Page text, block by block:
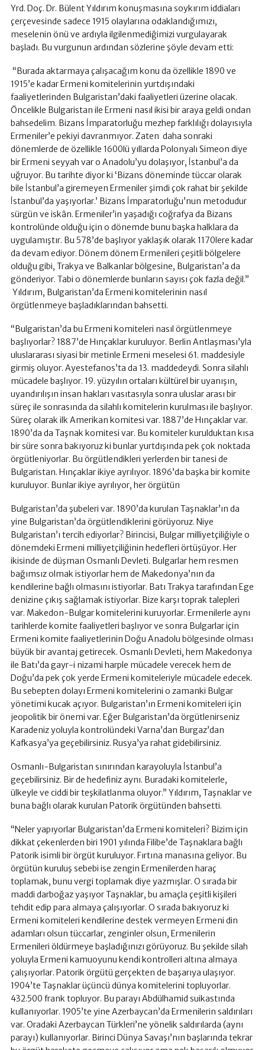
Yrd. Doç. Dr. Bülent Yıldırım konuşmasına soykırım iddiaları
çerçevesinde sadece 1915 olaylarına odaklandığımızı,
meselenin önü ve ardıyla ilgilenmediğimizi vurgulayarak
başladı. Bu vurgunun ardından sözlerine şöyle devam etti:
“Burada aktarmaya çalışacağım konu da özellikle 1890 ve
1915’e kadar Ermeni komitelerinin yurtdışındaki
faaliyetlerinden Bulgaristan’daki faaliyetleri üzerine olacak.
Öncelikle Bulgaristan ile Ermeni nasıl ikisi bir araya geldi ondan
bahsedelim. Bizans İmparatorluğu mezhep farklılığı dolayısıyla
Ermeniler’e pekiyi davranmıyor. Zaten daha sonraki
dönemlerde de özellikle 1600lü yıllarda Polonyalı Simeon diye
bir Ermeni seyyah var o Anadolu’yu dolaşıyor, İstanbul’a da
uğruyor. Bu tarihte diyor ki ‘Bizans döneminde tüccar olarak
bile İstanbul’a giremeyen Ermeniler şimdi çok rahat bir şekilde
İstanbul’da yaşıyorlar.’ Bizans İmparatorluğu’nun metodudur
sürgün ve iskân. Ermeniler’in yaşadığı coğrafya da Bizans
kontrolünde olduğu için o dönemde bunu başka halklara da
uygulamıştır. Bu 578’de başlıyor yaklaşık olarak 1170lere kadar
da devam ediyor. Dönem dönem Ermenileri çeşitli bölgelere
olduğu gibi, Trakya ve Balkanlar bölgesine, Bulgaristan’a da
gönderiyor. Tabi o dönemlerde bunların sayısı çok fazla değil.”
Yıldırım, Bulgaristan’da Ermeni komitelerinin nasıl
örgütlenmeye başladıklarından bahsetti.
“Bulgaristan’da bu Ermeni komiteleri nasıl örgütlenmeye
başlıyorlar? 1887’de Hınçaklar kuruluyor. Berlin Antlaşması’yla
uluslararası siyasi bir metinle Ermeni meselesi 61. maddesiyle
girmiş oluyor. Ayestefanos’ta da 13. maddedeydi. Sonra silahlı
mücadele başlıyor. 19. yüzyılın ortaları kültürel bir uyanışın,
uyandırılışın insan hakları vasıtasıyla sonra uluslar arası bir
süreç ile sonrasında da silahlı komitelerin kurulması ile başlıyor.
Süreç olarak ilk Amerikan komitesi var. 1887’de Hınçaklar var.
1890’da da Taşnak komitesi var. Bu komiteler kurulduktan kısa
bir süre sonra bakıyoruz ki bunlar yurtdışında pek çok noktada
örgütleniyorlar. Bu örgütlendikleri yerlerden bir tanesi de
Bulgaristan. Hınçaklar ikiye ayrılıyor. 1896’da başka bir komite
kuruluyor. Bunlar ikiye ayrılıyor, her örgütün
Bulgaristan’da şubeleri var. 1890’da kurulan Taşnaklar’ın da
yine Bulgaristan’da örgütlendiklerini görüyoruz. Niye
Bulgaristan’ı tercih ediyorlar? Birincisi, Bulgar milliyetçiliğiyle o
dönemdeki Ermeni milliyetçiliğinin hedefleri örtüşüyor. Her
ikisinde de düşman Osmanlı Devleti. Bulgarlar hem resmen
bağımsız olmak istiyorlar hem de Makedonya’nın da
kendilerine bağlı olmasını istiyorlar. Batı Trakya tarafından Ege
denizine çıkış sağlamak istiyorlar. Bize karşı toprak talepleri
var. Makedon-Bulgar komitelerini kuruyorlar. Ermenilerle aynı
tarihlerde komite faaliyetleri başlıyor ve sonra Bulgarlar için
Ermeni komite faaliyetlerinin Doğu Anadolu bölgesinde olması
büyük bir avantaj getirecek. Osmanlı Devleti, hem Makedonya
ile Batı’da gayr-i nizami harple mücadele verecek hem de
Doğu’da pek çok yerde Ermeni komiteleriyle mücadele edecek.
Bu sebepten dolayı Ermeni komitelerini o zamanki Bulgar
yönetimi kucak açıyor. Bulgaristan’ın Ermeni komiteleri için
jeopolitik bir önemi var. Eğer Bulgaristan’da örgütlenirseniz
Karadeniz yoluyla kontrolündeki Varna’dan Burgaz’dan
Kafkasya’ya geçebilirsiniz. Rusya’ya rahat gidebilirsiniz.
Osmanlı-Bulgaristan sınırından karayoluyla İstanbul’a
geçebilirsiniz. Bir de hedefiniz aynı. Buradaki komitelerle,
ülkeyle ve ciddi bir teşkilatlanma oluyor.” Yıldırım, Taşnaklar ve
buna bağlı olarak kurulan Patorik örgütünden bahsetti.
“Neler yapıyorlar Bulgaristan’da Ermeni komiteleri? Bizim için
dikkat çekenlerden biri 1901 yılında Filibe’de Taşnaklara bağlı
Patorik isimli bir örgüt kuruluyor. Fırtına manasına geliyor. Bu
örgütün kuruluş sebebi ise zengin Ermenilerden haraç
toplamak, bunu vergi toplamak diye yazmışlar. O sırada bir
maddi darboğaz yaşıyor Taşnaklar, bu amaçla çeşitli kişileri
tehdit edip para almaya çalışıyorlar. O sırada bakıyoruz ki
Ermeni komiteleri kendilerine destek vermeyen Ermeni din
adamları olsun tüccarlar, zenginler olsun, Ermenilerin
Ermenileri öldürmeye başladığınızı görüyoruz. Bu şekilde silah
yoluyla Ermeni kamuoyunu kendi kontrolleri altına almaya
çalışıyorlar. Patorik örgütü gerçekten de başarıya ulaşıyor.
1904’te Taşnaklar üçüncü dünya komitelerini topluyorlar.
432.500 frank topluyor. Bu parayı Abdülhamid suikastında
kullanıyorlar. 1905’te yine Azerbaycan’da Ermenilerin saldırıları
var. Oradaki Azerbaycan Türkleri’ne yönelik saldırılarda (aynı
parayı) kullanıyorlar. Birinci Dünya Savaşı’nın başlarında tekrar